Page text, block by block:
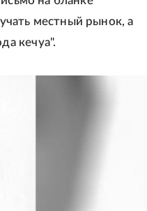
местный рынок, а
кечуа".